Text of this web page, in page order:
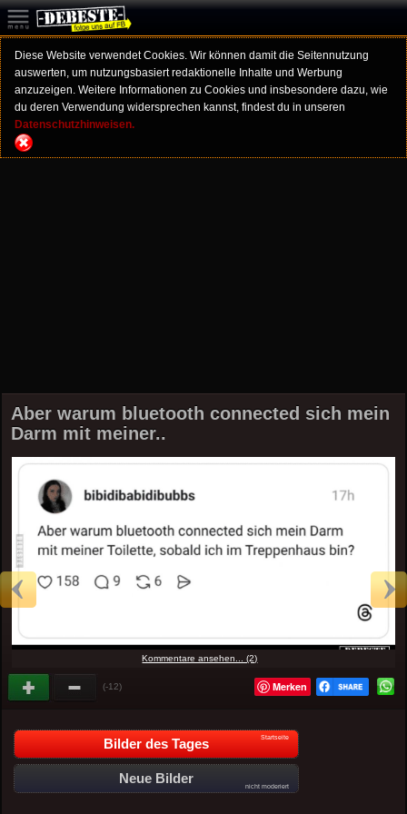
Diese Website verwendet Cookies. Wir können damit die Seitennutzung
auswerten, um nutzungsbasiert redaktionelle Inhalte und Werbung
anzuzeigen. Weitere Informationen zu Cookies und insbesondere dazu, wie
du deren Verwendung widersprechen kannst, findest du in unseren
Datenschutzhinweisen.
Aber warum bluetooth connected sich mein
Darm mit meiner..
Kommentare ansehen... (2)
(-12) Merken
Bilder des Tages Startseite
Neue Bilder
nicht moderiert